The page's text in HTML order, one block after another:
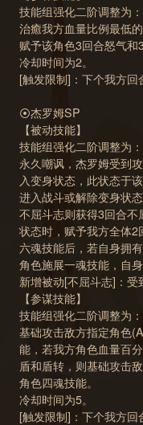
技能组强化二阶调整为：
治癒我方血量比例最低
赋予该角色3回合怒气和
冷却时间为2。
[触发限制]：下个我方回
⦿杰罗姆SP
【被动技能】
技能组强化二阶调整为：
永久嘲讽，杰罗姆受到
入变身状态，此状态于
进入战斗或解除变身状
不屈斗志则获得3回合
状态时，赋予我方全体
六魂技能后，若自身拥
角色施展一魂技能，自
新增被动[不屈斗志]：受
【参谋技能】
技能组强化二阶调整为：
基础攻击敌方指定角色
能，若我方角色血量百
盾和盾转，则基础攻击
角色四魂技能。
冷却时间为5。
[触发限制]：下个我方回